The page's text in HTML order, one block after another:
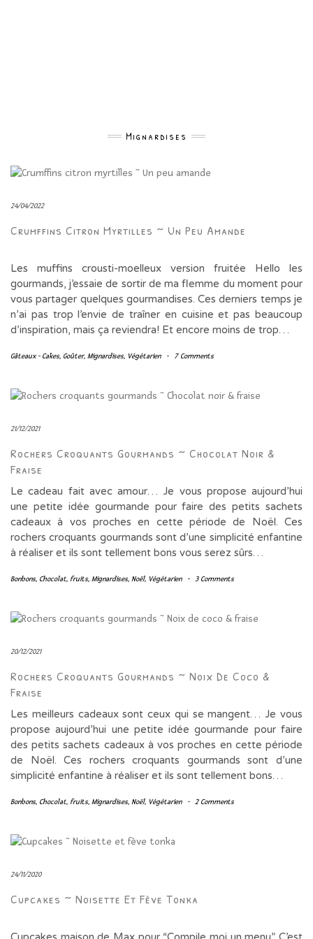
Mignardises
24/04/2022
Crumffins Citron Myrtilles ~ Un Peu Amande
Les muffins crousti-moelleux version fruitée Hello les
gourmands, j’essaie de sortir de ma flemme du moment pour
vous partager quelques gourmandises. Ces derniers temps je
n’ai pas trop l’envie de traîner en cuisine et pas beaucoup
d’inspiration, mais ça reviendra! Et encore moins de trop…
Gâteaux - Cakes, Goûter, Mignardises, Végétarien - 7 Comments
21/12/2021
Rochers Croquants Gourmands ~ Chocolat Noir &
Fraise
Le cadeau fait avec amour… Je vous propose aujourd’hui
une petite idée gourmande pour faire des petits sachets
cadeaux à vos proches en cette période de Noël. Ces
rochers croquants gourmands sont d’une simplicité enfantine
à réaliser et ils sont tellement bons vous serez sûrs…
Bonbons, Chocolat, fruits, Mignardises, Noël, Végétarien - 3 Comments
20/12/2021
Rochers Croquants Gourmands ~ Noix De Coco &
Fraise
Les meilleurs cadeaux sont ceux qui se mangent… Je vous
propose aujourd’hui une petite idée gourmande pour faire
des petits sachets cadeaux à vos proches en cette période
de Noël. Ces rochers croquants gourmands sont d’une
simplicité enfantine à réaliser et ils sont tellement bons…
Bonbons, Chocolat, fruits, Mignardises, Noël, Végétarien - 2 Comments
24/11/2020
Cupcakes ~ Noisette Et Fève Tonka